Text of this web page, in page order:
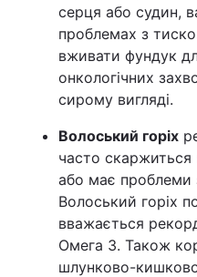
серця або судин,
проблемах з
вживати фундук
онкологічних
сирому вигляді.
Волоський горіх
часто скаржиться
або має
Волоський горіх
вважається
Омега 3. Також
шлунково-